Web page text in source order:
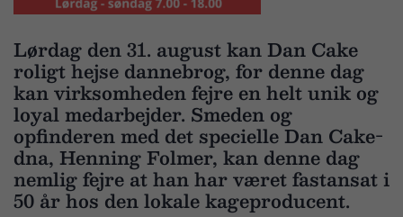
Lørdag den 31. august kan Dan Cake
roligt hejse dannebrog, for denne dag
kan virksomheden fejre en helt unik og
loyal medarbejder. Smeden og
opfinderen med det specielle Dan Cake-
dna, Henning Folmer, kan denne dag
nemlig fejre at han har været fastansat i
50 år hos den lokale kageproducent.